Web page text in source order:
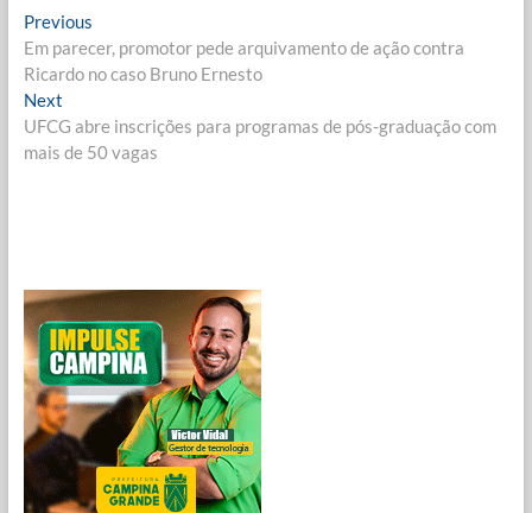
Navegação
de
Post
PreviousPrevious
post:
Em parecer, promotor pede arquivamento de ação contra
Ricardo no caso Bruno Ernesto
NextNext
post:
UFCG abre inscrições para programas de pós-graduação com
mais de 50 vagas